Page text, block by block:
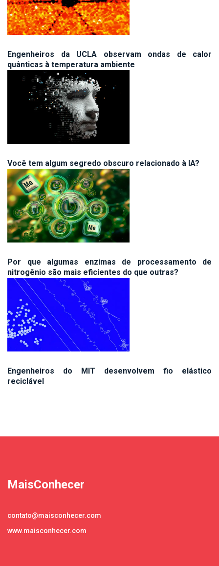
Engenheiros da UCLA observam ondas de calor
quânticas à temperatura ambiente
Você tem algum segredo obscuro relacionado à IA?
Por que algumas enzimas de processamento de
nitrogênio são mais eficientes do que outras?
Engenheiros do MIT desenvolvem fio elástico
reciclável
MaisConhecer
contato@maisconhecer.com
www.maisconhecer.com